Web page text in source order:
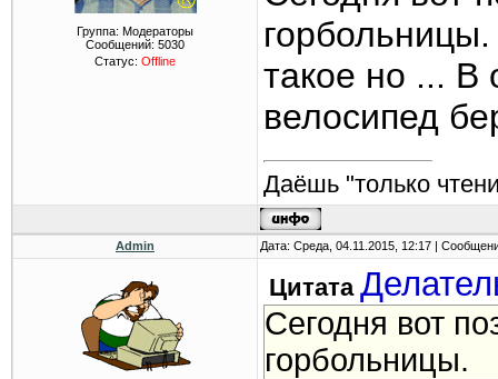
Группа: Модераторы
Сообщений: 5030
Статус: Offline
такое но ... В
велосипед
Даёшь "только
Admin Дата: Среда, 04.11.2015, 12:17 |
Цитата
Сегодня вот
горбольницы.